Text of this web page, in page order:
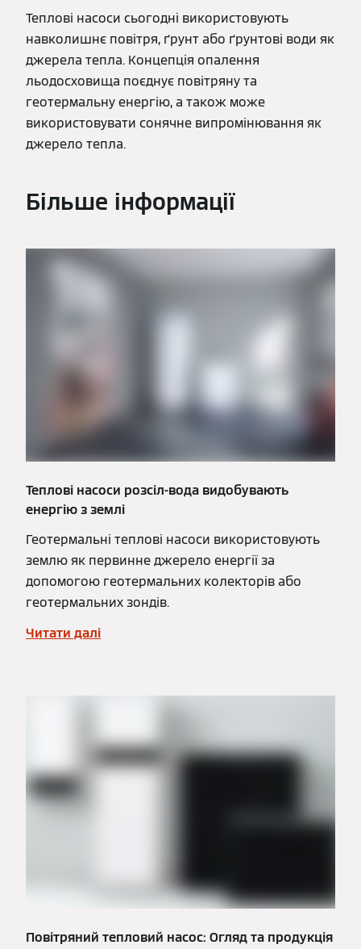
Теплові насоси сьогодні використовують
навколишнє повітря, ґрунт або ґрунтові води як
джерела тепла. Концепція опалення
льодосховища поєднує повітряну та
геотермальну енергію, а також може
використовувати сонячне випромінювання як
джерело тепла.
Більше інформації
Теплові насоси розсіл-вода видобувають
енергію з землі
Геотермальні теплові насоси використовують
землю як первинне джерело енергії за
допомогою геотермальних колекторів або
геотермальних зондів.
Читати далі
Повітряний тепловий насос: Огляд та продукція